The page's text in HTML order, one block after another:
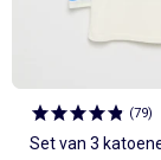
(79)
Set van 3